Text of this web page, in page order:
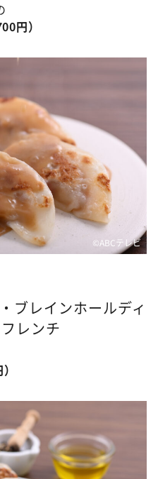
円）
©ABCテレビ
ブレインホールディ
レンチ